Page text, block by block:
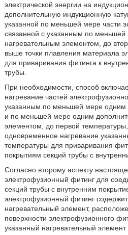
электрической энергии на
дополнительную индукционную
указанной по меньшей мере части
связанной с указанным по
нагревательным элементом, до
выше точки плавления материала
для приваривания фитинга к
трубы.
При необходимости, способ
нагревание частей
указанным по меньшей мере одним
и по меньшей мере одним
элементом, до первой
одновременное нагревание
температуры для приваривания
покрытиям секций трубы с
Согласно второму аспекту
электрофузионный фитинг для
секций трубы с внутренним
электрофузионный фитинг
нагревательный элемент,
поверхности электрофузионного
указанный нагревательный